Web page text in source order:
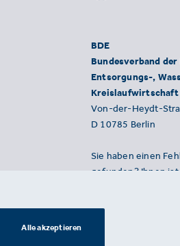
BDE
Bundesverband
Entsorgungs-,
Kreislaufwirtschaft
Von-der-Heydt-
D 10785 Berlin
Sie haben einen
gefunden? Ihnen
Alle akzeptieren